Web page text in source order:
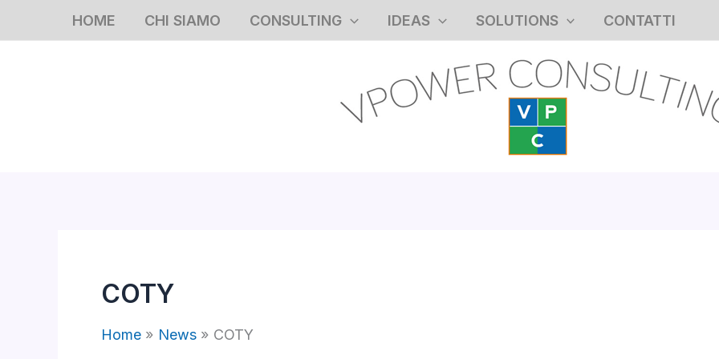
HOME CHI SIAMO CONSULTING IDEAS SOLUTIONS CONTATTI
COTY
Home News COTY